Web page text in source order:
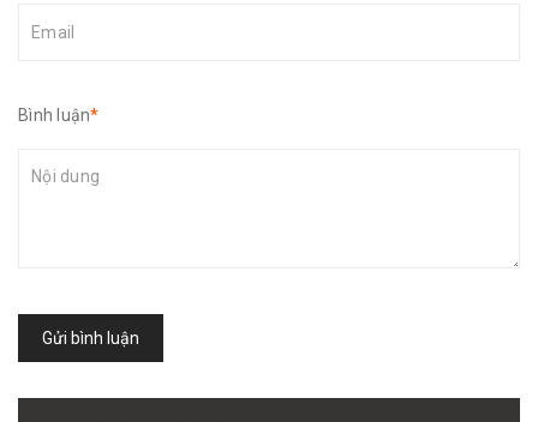
Bình luận*
Gửi bình luận